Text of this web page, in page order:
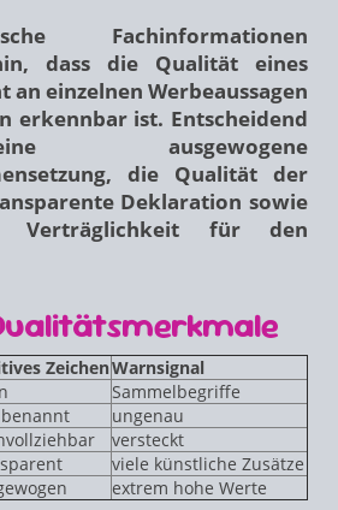
Fachinformationen
dass die Qualität eines
einzelnen Werbeaussagen
erkennbar ist. Entscheidend
ausgewogene
die Qualität der
Deklaration sowie
Verträglichkeit für den
ZeichenWarnsignal
Sammelbegriffe
ungenau
versteckt
viele künstliche Zusätze
extrem hohe Werte